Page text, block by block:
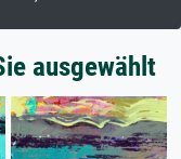
ausgewählt